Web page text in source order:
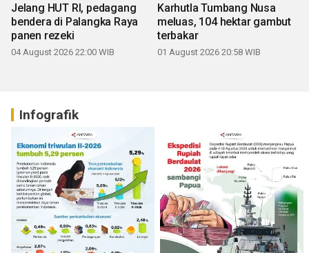
Jelang HUT RI, pedagang
bendera di Palangka Raya
panen rezeki
04 August 2026 22:00 WIB
Karhutla Tumbang Nusa
meluas, 104 hektar gambut
terbakar
01 August 2026 20:58 WIB
Infografik